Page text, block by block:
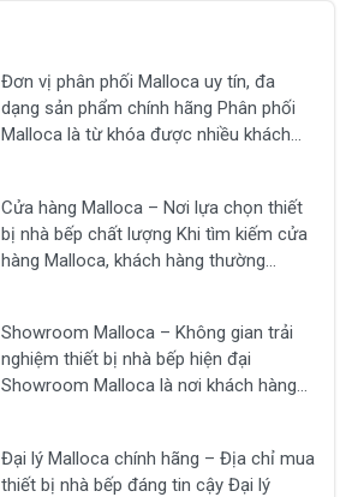
Đơn vị phân phối Malloca uy tín, đa
dạng sản phẩm chính hãng Phân phối
Malloca là từ khóa được nhiều khách
máy hút mùi, lò nướng,...
Cửa hàng Malloca – Nơi lựa chọn thiết
bị nhà bếp chất lượng Khi tìm kiếm cửa
hàng Malloca, khách hàng thường
như bếp từ, máy hút...
Showroom Malloca – Không gian trải
nghiệm thiết bị nhà bếp hiện đại
Showroom Malloca là nơi khách hàng
máy hút mùi, lò nướng, lò vi sóng, máy...
Đại lý Malloca chính hãng – Địa chỉ mua
thiết bị nhà bếp đáng tin cậy Đại lý